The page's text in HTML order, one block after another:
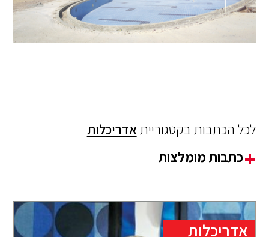
לכל הכתבות בקטגורייתאדריכלות
כתבות מומלצות
אדריכלות